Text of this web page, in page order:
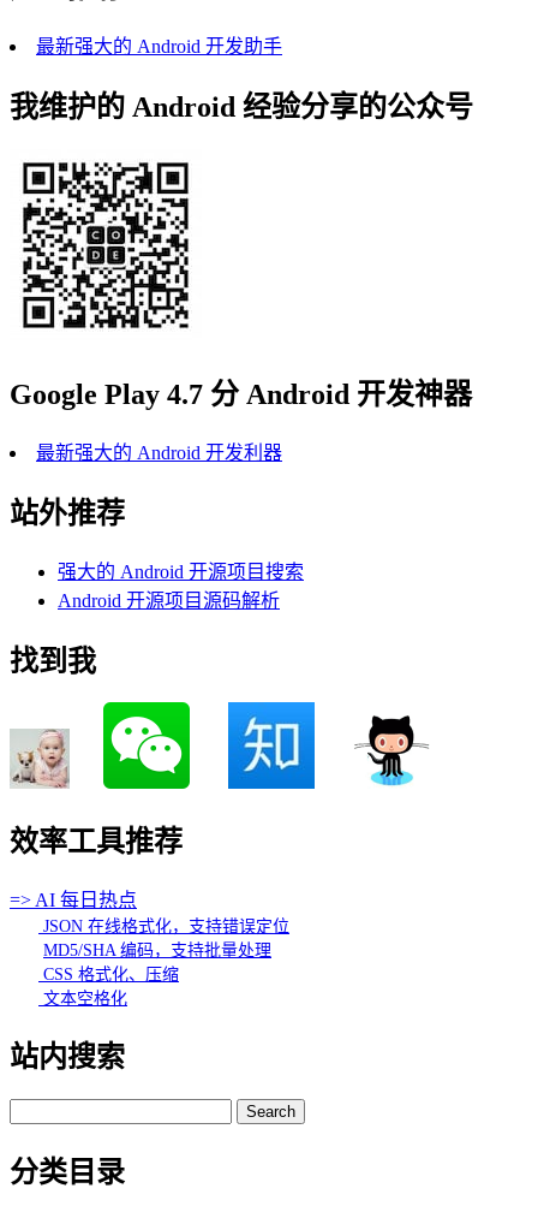
最新强大的 Android 开发助手
我维护的 Android 经验分享的公众号
Google Play 4.7 分 Android 开发神器
最新强大的 Android 开发利器
站外推荐
强大的 Android 开源项目搜索
Android 开源项目源码解析
找到我
效率工具推荐
=> AI 每日热点
JSON 在线格式化，支持错误定位
MD5/SHA 编码，支持批量处理
CSS 格式化、压缩
文本空格化
站内搜索
for:
分类目录